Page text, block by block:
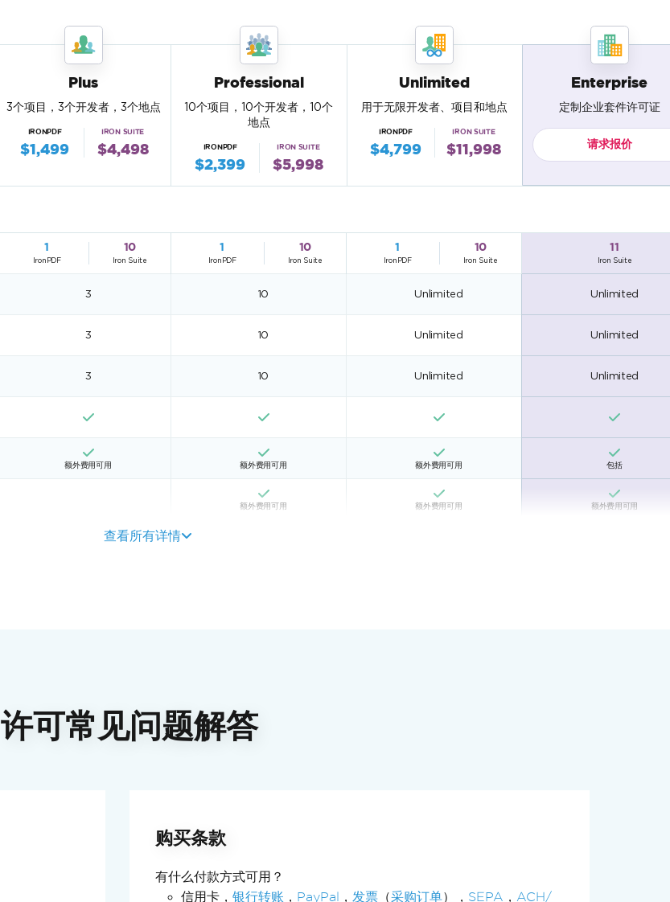
Plus
3个项目，3个开发者，3个地点
IRONPDF
$1,499
IRON SUITE
$4,498
Professional
10个项目，10个开发者，10个
地点
IRONPDF
$2,399
IRON SUITE
$5,998
Unlimited
用于无限开发者、项目和地点
IRONPDF
$4,799
IRON SUITE
$11,998
Enterprise
定制企业套件许可证
请求报价
1
IronPDF
10
Iron Suite
1
IronPDF
10
Iron Suite
1
IronPDF
10
Iron Suite
11
Iron Suite
3 10 Unlimited Unlimited
3 10 Unlimited Unlimited
3 10 Unlimited Unlimited
额外费用可用 额外费用可用 额外费用可用 包括
额外费用可用 额外费用可用 额外费用可用
查看所有详情
许可常见问题解答
购买条款
有什么付款方式可用？
信用卡， 银行转账 ， PayPal ， 发票 （采购订单）， SEPA ， ACH/